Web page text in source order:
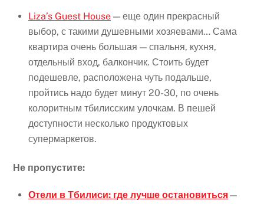
Liza’s Guest House — еще один прекрасный
выбор, с такими душевными хозяевами… Сама
квартира очень большая — спальня, кухня,
отдельный вход, балкончик. Стоить будет
подешевле, расположена чуть подальше,
пройтись надо будет минут 20-30, по очень
колоритным тбилисским улочкам. В пешей
доступности несколько продуктовых
супермаркетов.
Не пропустите:
Отели в Тбилиси: где лучше остановиться—